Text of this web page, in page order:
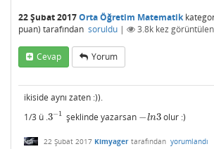
22 Şubat 2017Orta Öğretim Matematik
puan) tarafından soruldu | 3.8k kez
Cevap Yorum
ikiside aynı zaten :)).
1/3 ü .3−1
3−1 şeklinde yazarsan −ln3
−ln3 olur :)
22 Şubat 2017 Kimyager tarafından yorumlandı